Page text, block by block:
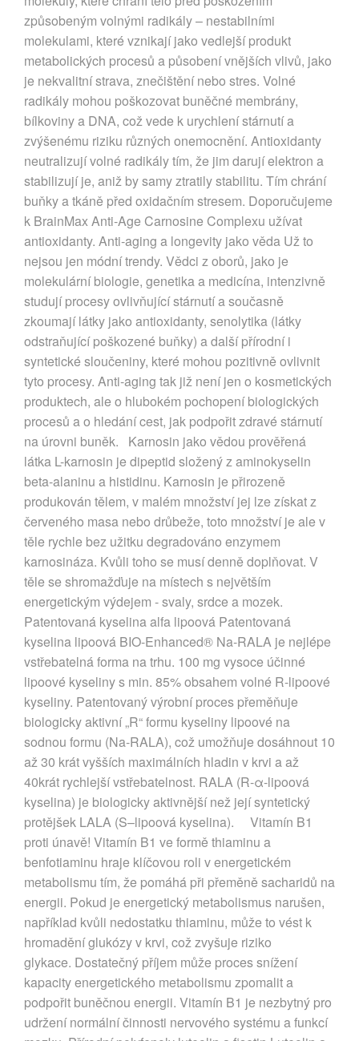
způsobeným volnými radikály – nestabilními
molekulami, které vznikají jako vedlejší produkt
metabolických procesů a působení vnějších vlivů, jako
je nekvalitní strava, znečištění nebo stres. Volné
radikály mohou poškozovat buněčné membrány,
bílkoviny a DNA, což vede k urychlení stárnutí a
zvýšenému riziku různých onemocnění. Antioxidanty
neutralizují volné radikály tím, že jim darují elektron a
stabilizují je, aniž by samy ztratily stabilitu. Tím chrání
buňky a tkáně před oxidačním stresem. Doporučujeme
k BrainMax Anti-Age Carnosine Complexu užívat
antioxidanty. Anti-aging a longevity jako věda Už to
nejsou jen módní trendy. Vědci z oborů, jako je
molekulární biologie, genetika a medicína, intenzivně
studují procesy ovlivňující stárnutí a současně
zkoumají látky jako antioxidanty, senolytika (látky
odstraňující poškozené buňky) a další přírodní i
syntetické sloučeniny, které mohou pozitivně ovlivnit
tyto procesy. Anti-aging tak již není jen o kosmetických
produktech, ale o hlubokém pochopení biologických
procesů a o hledání cest, jak podpořit zdravé stárnutí
na úrovni buněk. Karnosin jako vědou prověřená
látka L-karnosin je dipeptid složený z aminokyselin
beta-alaninu a histidinu. Karnosin je přirozeně
produkován tělem, v malém množství jej lze získat z
červeného masa nebo drůbeže, toto množství je ale v
těle rychle bez užitku degradováno enzymem
karnosináza. Kvůli toho se musí denně doplňovat. V
těle se shromažďuje na místech s největším
energetickým výdejem - svaly, srdce a mozek.
Patentovaná kyselina alfa lipoová Patentovaná
kyselina lipoová BIO-Enhanced® Na-RALA je nejlépe
vstřebatelná forma na trhu. 100 mg vysoce účinné
lipoové kyseliny s min. 85% obsahem volné R-lipoové
kyseliny. Patentovaný výrobní proces přeměňuje
biologicky aktivní „R“ formu kyseliny lipoové na
sodnou formu (Na-RALA), což umožňuje dosáhnout 10
až 30 krát vyšších maximálních hladin v krvi a až
40krát rychlejší vstřebatelnost. RALA (R-α-lipoová
kyselina) je biologicky aktivnější než její syntetický
protějšek LALA (S–lipoová kyselina). Vitamín B1
proti únavě! Vitamín B1 ve formě thiaminu a
benfotiaminu hraje klíčovou roli v energetickém
metabolismu tím, že pomáhá při přeměně sacharidů na
energii. Pokud je energetický metabolismus narušen,
například kvůli nedostatku thiaminu, může to vést k
hromadění glukózy v krvi, což zvyšuje riziko
glykace. Dostatečný příjem může proces snížení
kapacity energetického metabolismu zpomalit a
podpořit buněčnou energii. Vitamín B1 je nezbytný pro
udržení normální činnosti nervového systému a funkcí